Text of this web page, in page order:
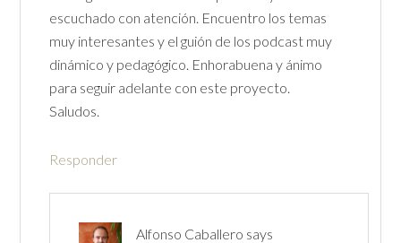
escuchado con atención. Encuentro los temas
muy interesantes y el guión de los podcast muy
dinámico y pedagógico. Enhorabuena y ánimo
para seguir adelante con este proyecto.
Saludos.
Responder
Alfonso Caballero says